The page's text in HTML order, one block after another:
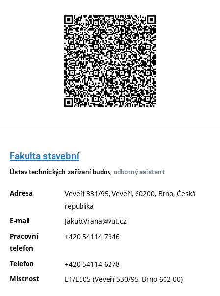
Fakulta stavební
Ústav technických zařízení budov, odborný asistent
Adresa
Veveří 331/95, Veveří, 60200, Brno, Česká
republika
E-mail Jakub.Vrana@vut.cz
Pracovní
telefon
+420 54114 7946
Telefon +420 54114 6278
Místnost E1/E505 (Veveří 530/95, Brno 602 00)